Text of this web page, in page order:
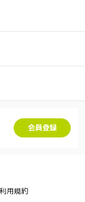
会員登録
利用規約